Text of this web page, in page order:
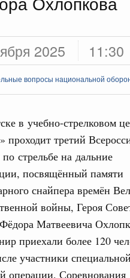
Охлопкова
2025 11:30
вопросы национальной
в учебно-стрелковом
проходит третий
стрельбе на дальние
посвящённый памяти
снайпера времён
войны, Героя
Матвеевича
приехали более 120
участники
операции. Соревнования
Культура
Государство
программы
9 августа, воскресенье
в сфере строительства